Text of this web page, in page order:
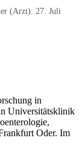
(Arzt): 27. Juli
in
Universitätsklinik
Oder. Im